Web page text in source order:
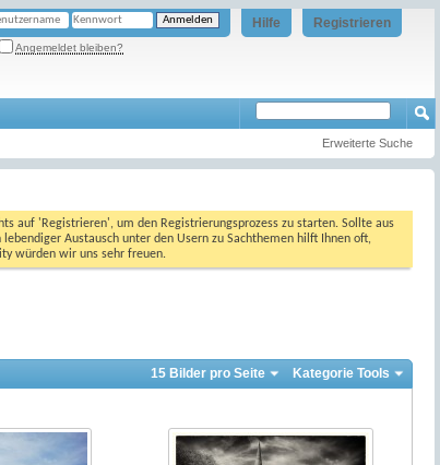
Registrieren
Hilfe
Angemeldet bleiben?
Erweiterte Suche
auf 'Registrieren', um den Registrierungsprozess zu starten. Sollte aus
Austausch unter den Usern zu Sachthemen hilft Ihnen oft,
würden wir uns sehr freuen.
Kategorie Tools
15 Bilder pro Seite